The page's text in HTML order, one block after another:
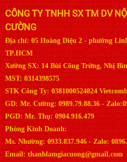
CÔNG TY TNHH SX TM DV
CƯỜNG
Địa chỉ: 05 Hoàng Diệu 2 - phường
TP.HCM
Xưởng SX: 14 Bùi Công Trừng, Nhị
MST: 0314398575
STK Công Ty: 0381000524824
GD: Mr. Cường: 0989.79.88.36 -
PGD: Mr. Thụ: 0904.916.479
Phòng Kinh Doanh:
Ms. Nhường: 0933.837.946 - Zalo:
Email: thanhlamgiacuong@gmail.com